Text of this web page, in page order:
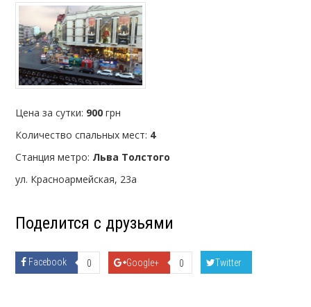
Цена за сутки: 900 грн
Количество спальных мест: 4
Станция метро: Льва Толстого
ул. Красноармейская, 23а
Поделится с друзьями
Facebook 0 Google+ 0 Twitter